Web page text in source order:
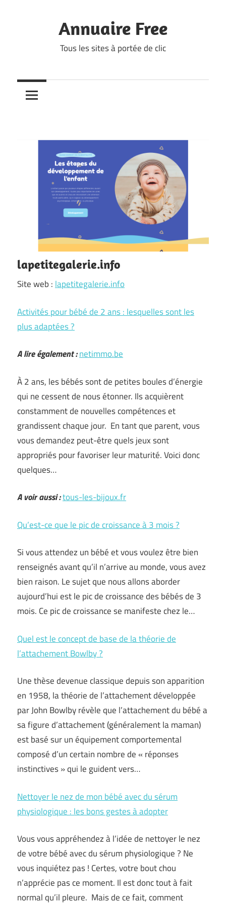
Annuaire Free
Tous les sites à portée de clic
lapetitegalerie.info
Site web : lapetitegalerie.info
Activités pour bébé de 2 ans : lesquelles sont les
plus adaptées ?
A lire également :netimmo.be
À 2 ans, les bébés sont de petites boules d’énergie
qui ne cessent de nous étonner. Ils acquièrent
constamment de nouvelles compétences et
grandissent chaque jour. En tant que parent, vous
vous demandez peut-être quels jeux sont
appropriés pour favoriser leur maturité. Voici donc
quelques…
A voir aussi :tous-les-bijoux.fr
Qu’est-ce que le pic de croissance à 3 mois ?
Si vous attendez un bébé et vous voulez être bien
renseignés avant qu’il n’arrive au monde, vous avez
bien raison. Le sujet que nous allons aborder
aujourd’hui est le pic de croissance des bébés de 3
mois. Ce pic de croissance se manifeste chez le…
Quel est le concept de base de la théorie de
l’attachement Bowlby ?
Une thèse devenue classique depuis son apparition
en 1958, la théorie de l’attachement développée
par John Bowlby révèle que l’attachement du bébé a
sa figure d’attachement (généralement la maman)
est basé sur un équipement comportemental
composé d’un certain nombre de « réponses
instinctives » qui le guident vers…
Nettoyer le nez de mon bébé avec du sérum
physiologique : les bons gestes à adopter
Vous vous appréhendez à l’idée de nettoyer le nez
de votre bébé avec du sérum physiologique ? Ne
vous inquiétez pas ! Certes, votre bout chou
n’apprécie pas ce moment. Il est donc tout à fait
normal qu’il pleure. Mais de ce fait, comment